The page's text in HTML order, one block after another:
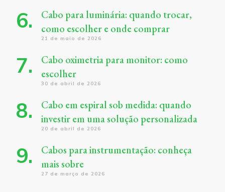
Cabo para luminária: quando trocar,
como escolher e onde comprar
21 de maio de 2026
Cabo oximetria para monitor: como
escolher
30 de abril de 2026
Cabo em espiral sob medida: quando
investir em uma solução personalizada
20 de abril de 2026
Cabos para instrumentação: conheça
mais sobre
27 de março de 2026